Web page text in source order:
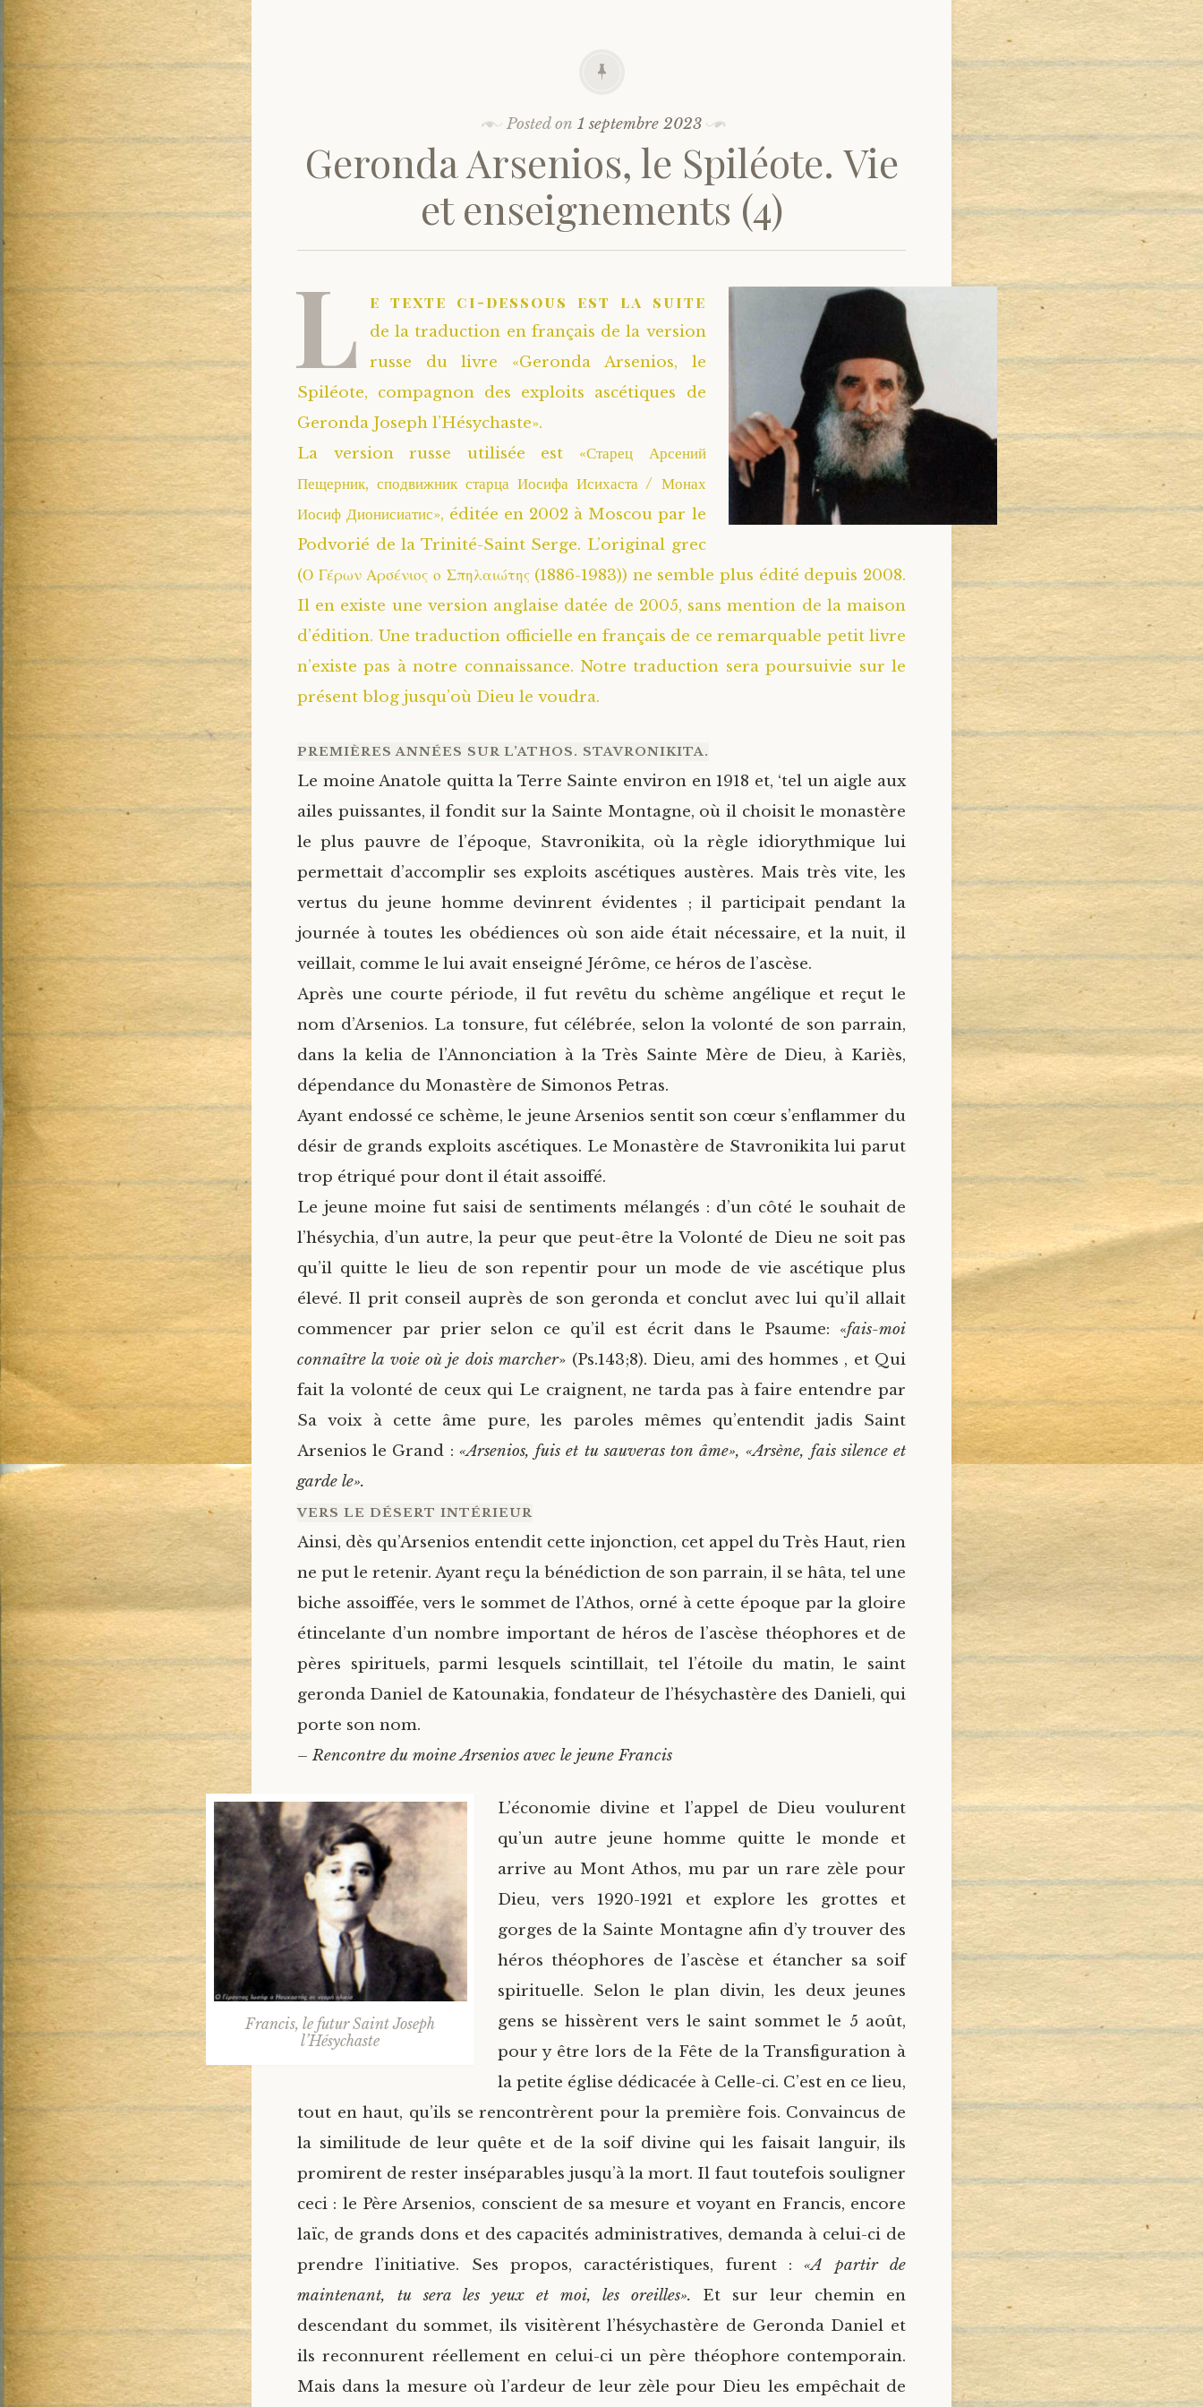
Posted on1 septembre 2023
Geronda Arsenios, le Spiléote. Vie
et enseignements (4)
L e texte ci-dessous est la suite
de la traduction en français de la version
russe du livre «Geronda Arsenios, le
Spiléote, compagnon des exploits ascétiques de
Geronda Joseph l’Hésychaste».
La version russe utilisée est «Старец Арсений
Пещерник, сподвижник старца Иосифа Исихаста / Монах
Иосиф Дионисиатис», éditée en 2002 à Moscou par le
Podvorié de la Trinité-Saint Serge. L’original grec
(Ο Γέρων Αρσένιος ο Σπηλαιώτης (1886-1983)) ne semble plus édité depuis 2008.
Il en existe une version anglaise datée de 2005, sans mention de la maison
d’édition. Une traduction officielle en français de ce remarquable petit livre
n’existe pas à notre connaissance. Notre traduction sera poursuivie sur le
présent blog jusqu’où Dieu le voudra.
PREMIÈRES ANNÉES SUR L’ATHOS. STAVRONIKITA.
Le moine Anatole quitta la Terre Sainte environ en 1918 et, ‘tel un aigle aux
ailes puissantes, il fondit sur la Sainte Montagne, où il choisit le monastère
le plus pauvre de l’époque, Stavronikita, où la règle idiorythmique lui
permettait d’accomplir ses exploits ascétiques austères. Mais très vite, les
vertus du jeune homme devinrent évidentes ; il participait pendant la
journée à toutes les obédiences où son aide était nécessaire, et la nuit, il
veillait, comme le lui avait enseigné Jérôme, ce héros de l’ascèse.
Après une courte période, il fut revêtu du schème angélique et reçut le
nom d’Arsenios. La tonsure, fut célébrée, selon la volonté de son parrain,
dans la kelia de l’Annonciation à la Très Sainte Mère de Dieu, à Kariès,
dépendance du Monastère de Simonos Petras.
Ayant endossé ce schème, le jeune Arsenios sentit son cœur s’enflammer du
désir de grands exploits ascétiques. Le Monastère de Stavronikita lui parut
trop étriqué pour dont il était assoiffé.
Le jeune moine fut saisi de sentiments mélangés : d’un côté le souhait de
l’hésychia, d’un autre, la peur que peut-être la Volonté de Dieu ne soit pas
qu’il quitte le lieu de son repentir pour un mode de vie ascétique plus
élevé. Il prit conseil auprès de son geronda et conclut avec lui qu’il allait
commencer par prier selon ce qu’il est écrit dans le Psaume: «fais-moi
connaître la voie où je dois marcher» (Ps.143;8). Dieu, ami des hommes , et Qui
fait la volonté de ceux qui Le craignent, ne tarda pas à faire entendre par
Sa voix à cette âme pure, les paroles mêmes qu’entendit jadis Saint
Arsenios le Grand : «Arsenios, fuis et tu sauveras ton âme», «Arsène, fais silence et
garde le».
VERS LE DÉSERT INTÉRIEUR
Ainsi, dès qu’Arsenios entendit cette injonction, cet appel du Très Haut, rien
ne put le retenir. Ayant reçu la bénédiction de son parrain, il se hâta, tel une
biche assoiffée, vers le sommet de l’Athos, orné à cette époque par la gloire
étincelante d’un nombre important de héros de l’ascèse théophores et de
pères spirituels, parmi lesquels scintillait, tel l’étoile du matin, le saint
geronda Daniel de Katounakia, fondateur de l’hésychastère des Danieli, qui
porte son nom.
– Rencontre du moine Arsenios avec le jeune Francis
Francis, le futur Saint Joseph
l’Hésychaste
L’économie divine et l’appel de Dieu voulurent
qu’un autre jeune homme quitte le monde et
arrive au Mont Athos, mu par un rare zèle pour
Dieu, vers 1920-1921 et explore les grottes et
gorges de la Sainte Montagne afin d’y trouver des
héros théophores de l’ascèse et étancher sa soif
spirituelle. Selon le plan divin, les deux jeunes
gens se hissèrent vers le saint sommet le 5 août,
pour y être lors de la Fête de la Transfiguration à
la petite église dédicacée à Celle-ci. C’est en ce lieu,
tout en haut, qu’ils se rencontrèrent pour la première fois. Convaincus de
la similitude de leur quête et de la soif divine qui les faisait languir, ils
promirent de rester inséparables jusqu’à la mort. Il faut toutefois souligner
ceci : le Père Arsenios, conscient de sa mesure et voyant en Francis, encore
laïc, de grands dons et des capacités administratives, demanda à celui-ci de
prendre l’initiative. Ses propos, caractéristiques, furent :«A partir de
maintenant, tu sera les yeux et moi, les oreilles». Et sur leur chemin en
descendant du sommet, ils visitèrent l’hésychastère de Geronda Daniel et
ils reconnurent réellement en celui-ci un père théophore contemporain.
Mais dans la mesure où l’ardeur de leur zèle pour Dieu les empêchait de